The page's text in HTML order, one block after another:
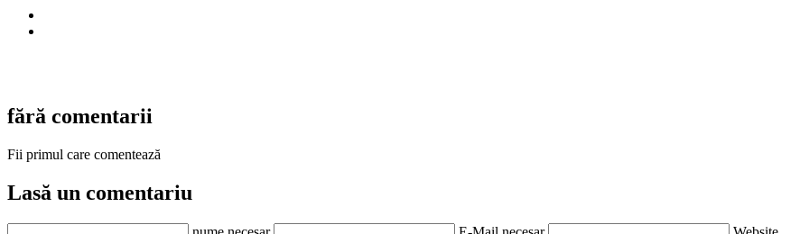
fără comentarii
Fii primul care comentează
Lasă un comentariu